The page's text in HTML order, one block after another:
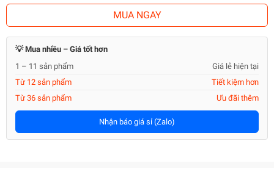
MUA NGAY
💡 Mua nhiều – Giá tốt hơn
1 – 11 sản phẩm
Giá lẻ hiện tại
Từ 12 sản phẩm
Tiết kiệm hơn
Từ 36 sản phẩm
Ưu đãi thêm
Nhận báo giá sỉ (Zalo)